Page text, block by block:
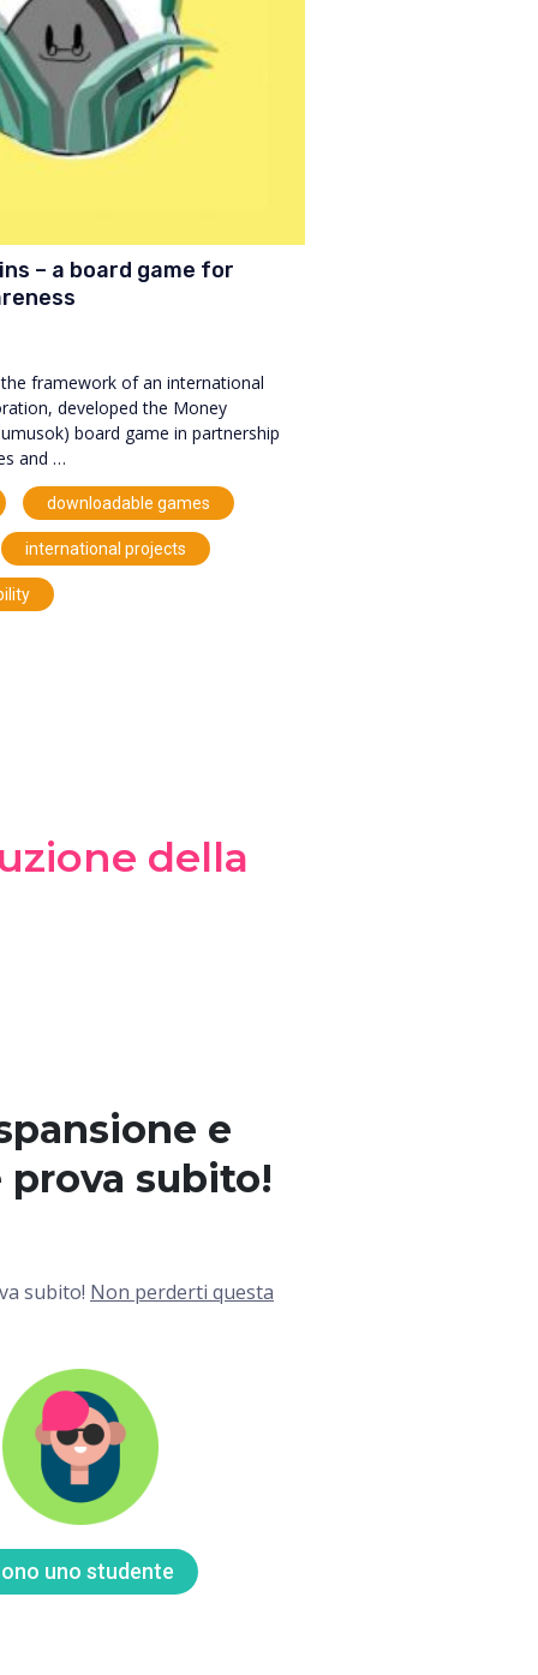
– a board game for
framework of an international
developed the Money
board game in partnership
and …
downloadable games
international projects
della
e
subito!
subito! Non perderti questa
uno studente